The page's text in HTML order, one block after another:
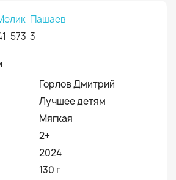
Пашаев
573-3
Горлов Дмитрий
Лучшее детям
Мягкая
2+
2024
130 г